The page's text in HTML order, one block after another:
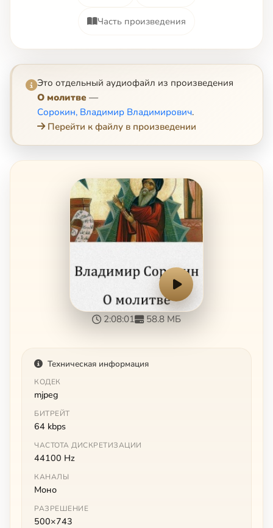
Часть произведения
Это отдельный аудиофайл из произведения
О молитве —
Сорокин, Владимир Владимирович.
Перейти к файлу в произведении
2:08:01 58.8 МБ
Техническая информация
КОДЕК
mjpeg
БИТРЕЙТ
64 kbps
ЧАСТОТА ДИСКРЕТИЗАЦИИ
44100 Hz
КАНАЛЫ
Моно
РАЗРЕШЕНИЕ
500×743